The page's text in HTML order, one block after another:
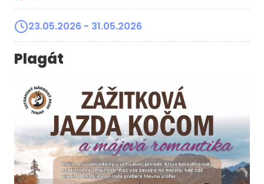
23.05.2026 - 31.05.2026
Plagát